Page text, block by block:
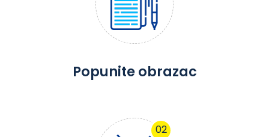
Popunite obrazac
02